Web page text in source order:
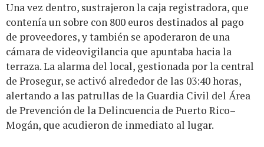
Una vez dentro, sustrajeron la caja registradora, que
contenía un sobre con 800 euros destinados al pago
de proveedores, y también se apoderaron de una
cámara de videovigilancia que apuntaba hacia la
terraza. La alarma del local, gestionada por la central
de Prosegur, se activó alrededor de las 03:40 horas,
alertando a las patrullas de la Guardia Civil del Área
de Prevención de la Delincuencia de Puerto Rico–
Mogán, que acudieron de inmediato al lugar.